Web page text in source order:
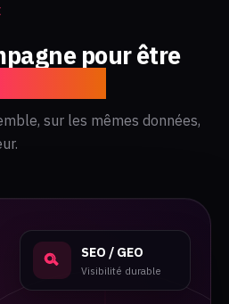
pour être
sur les mêmes données,
SEO / GEO
Visibilité durable